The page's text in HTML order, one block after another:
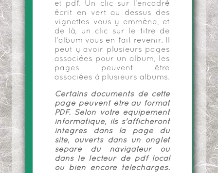
et pdf. Un clic sur l'encadré
écrit en vert au dessus des
vignettes vous y emmène, et
de là, un clic sur le titre de
l'album vous en fait revenir. Il
peut y avoir plusieurs pages
associées pour un album, les
pages peuvent être
associées à plusieurs albums.
Certains documents de cette
page peuvent être au format
PDF. Selon votre équipement
informatique, ils s'afficheront
intégrés dans la page du
site, ouverts dans un onglet
séparé du navigateur ou
dans le lecteur de pdf local
ou bien encore téléchargés.